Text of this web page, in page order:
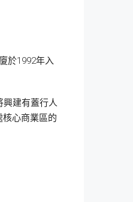
於1992年入
興建有蓋行人
心商業區的